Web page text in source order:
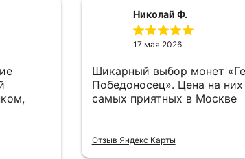
Николай Ф.
17 мая 2026
Шикарный выбор монет
Победоносец». Цена на
самых приятных в Москве
Отзыв Яндекс Карты